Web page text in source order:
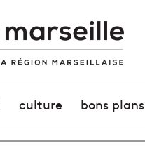
culture bons plans